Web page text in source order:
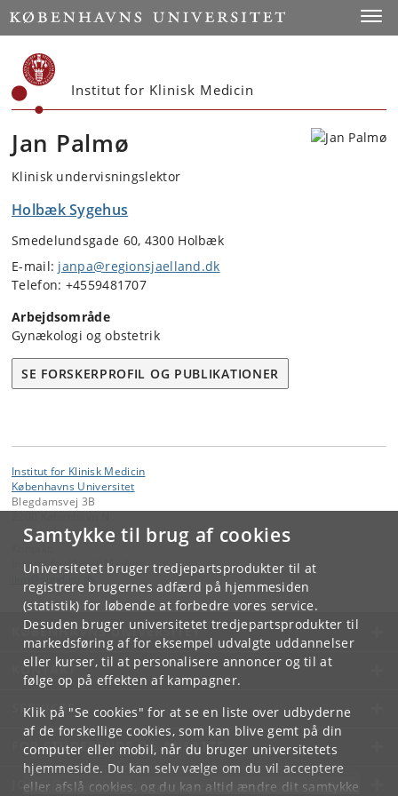
Samtykke til brug af cookies
Universitetet bruger tredjepartsprodukter til at
registrere brugernes adfærd på hjemmesiden
(statistik) for løbende at forbedre vores service.
Desuden bruger universitetet tredjepartsprodukter til
markedsføring af for eksempel udvalgte uddannelser
eller kurser, til at personalisere annoncer og til at
følge op på effekten af kampagner.
Klik på "Se cookies" for at se en liste over udbyderne
af de forskellige cookies, som kan blive gemt på din
computer eller mobil, når du bruger universitetets
hjemmeside. Du kan selv vælge om du vil acceptere
eller afslå cookies, og du kan altid ændre dit samtykke
Start
Institut for Klinisk Medicin
Jan Palmø
Klinisk undervisningslektor
Holbæk Sygehus
Smedelundsgade 60, 4300 Holbæk
E-mail: janpa@regionsjaelland.dk
Telefon: +4559481707
Arbejdsområde
Gynækologi og obstetrik
SE FORSKERPROFIL OG PUBLIKATIONER
Institut for Klinisk Medicin
Københavns Universitet
Blegdamsvej 3B
Institut for Klinisk Medicin
KØBENHAVNS UNIVERSITET
KONTAKT
SERVICES
FOR STUDERENDE OG ANSATTE
JOB OG KARRIERE